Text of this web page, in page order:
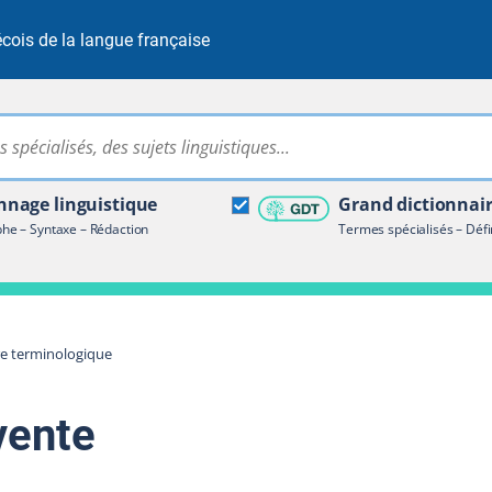
de la langue française
Rechercher dans tout le site
linguistique
– Syntaxe – Rédaction
Grand
Termes spécialisés –
terminologique
terminologique